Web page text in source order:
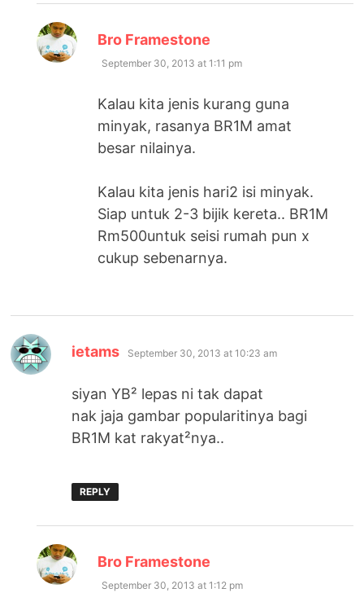
Bro Framestone
September 30, 2013 at 1:11 pm
Kalau kita jenis kurang guna
minyak, rasanya BR1M amat
besar nilainya.
Kalau kita jenis hari2 isi minyak.
Siap untuk 2-3 bijik kereta.. BR1M
Rm500untuk seisi rumah pun x
cukup sebenarnya.
ietams says:
September 30, 2013 at 10:23 am
siyan YB² lepas ni tak dapat
nak jaja gambar popularitinya bagi
BR1M kat rakyat²nya..
REPLY
Bro Framestone
September 30, 2013 at 1:12 pm